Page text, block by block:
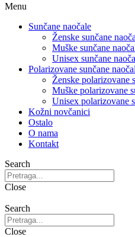
Menu
Sunčane naočale
Ženske sunčane
Muške sunčane
Unisex sunčane
Polarizovane sunčane
Ženske polarizovane
Muške polarizovane
Unisex polarizovane
Kožni novčanici
Ostalo
O nama
Kontakt
Search
Close
Search
Close